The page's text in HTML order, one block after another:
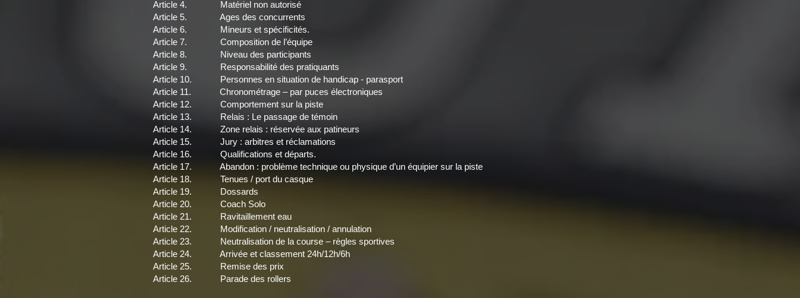
Article 4. Matériel non autorisé
Article 5. Ages des concurrents
Article 6. Mineurs et spécificités.
Article 7. Composition de l’équipe
Article 8. Niveau des participants
Article 9. Responsabilité des pratiquants
Article 10. Personnes en situation de handicap - parasport
Article 11. Chronométrage – par puces électroniques
Article 12. Comportement sur la piste
Article 13. Relais : Le passage de témoin
Article 14. Zone relais : réservée aux patineurs
Article 15. Jury : arbitres et réclamations
Article 16. Qualifications et départs.
Article 17. Abandon : problème technique ou physique d’un équipier sur la piste
Article 18. Tenues / port du casque
Article 19. Dossards
Article 20. Coach Solo
Article 21. Ravitaillement eau
Article 22. Modification / neutralisation / annulation
Article 23. Neutralisation de la course – règles sportives
Article 24. Arrivée et classement 24h/12h/6h
Article 25. Remise des prix
Article 26. Parade des rollers